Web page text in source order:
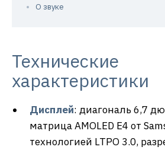
О звуке
Технические
характеристики
Дисплей: диагональ 6,7
матрица AMOLED E4 от
технологией LTPO 3.0,